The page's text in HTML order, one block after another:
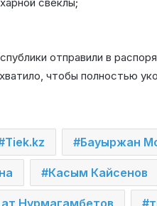
отправили в
чтобы полностью
Tiek.kz Бауыржан
Касым Кайсенов